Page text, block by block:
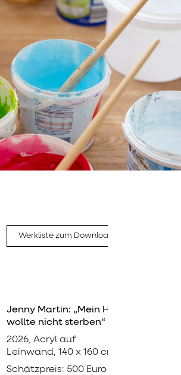
Werkliste zum Download
Jenny Martin: „Mein Herz
wollte nicht sterben“
2026, Acryl auf
Leinwand, 140 x 160 cm
Schätzpreis: 500 Euro